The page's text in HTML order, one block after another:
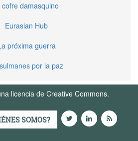
cofre damasquino
Eurasian Hub
próxima guerra
por la paz
licencia de Creative Commons.
SOMOS?